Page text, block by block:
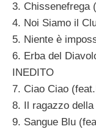
3. Chissenefrega
4. Noi Siamo il
5. Niente è
6. Erba del
INEDITO
7. Ciao Ciao
8. Il ragazzo
9. Sangue Blu